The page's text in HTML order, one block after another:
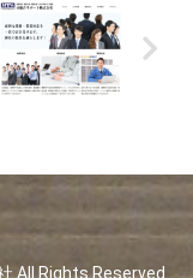
All Rights Reserved.